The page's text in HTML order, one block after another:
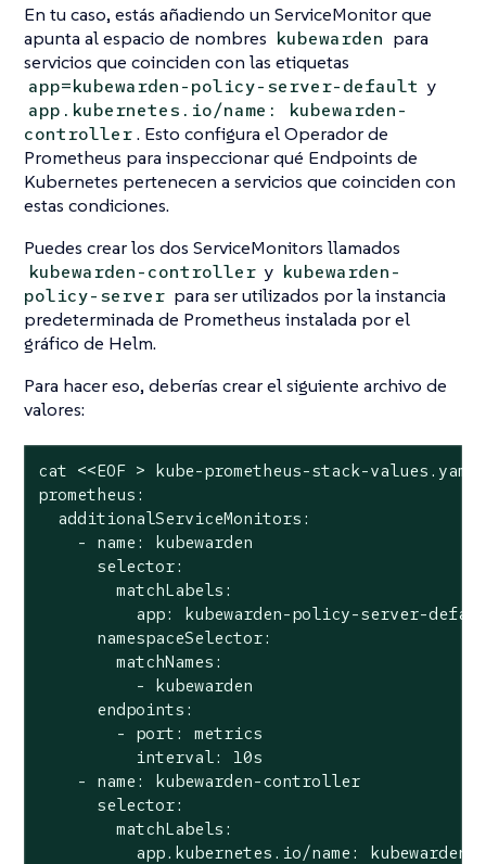
En tu caso, estás añadiendo un ServiceMonitor que
apunta al espacio de nombres kubewarden para
servicios que coinciden con las etiquetas
app=kubewarden-policy-server-default y
app.kubernetes.io/name: kubewarden-
controller. Esto configura el Operador de
Prometheus para inspeccionar qué Endpoints de
Kubernetes pertenecen a servicios que coinciden con
estas condiciones.
Puedes crear los dos ServiceMonitors llamados
kubewarden-controller y kubewarden-
policy-server para ser utilizados por la instancia
predeterminada de Prometheus instalada por el
gráfico de Helm.
Para hacer eso, deberías crear el siguiente archivo de
valores:
cat <<EOF > kube-prometheus-stack-values.yaml
prometheus:
  additionalServiceMonitors:
    - name: kubewarden
      selector:
        matchLabels:
app: kubewarden-policy-server-
      namespaceSelector:
        matchNames:
          - kubewarden
      endpoints:
        - port: metrics
          interval: 10s
    - name: kubewarden-controller
      selector:
        matchLabels:
app.kubernetes.io/name: kubewarden-